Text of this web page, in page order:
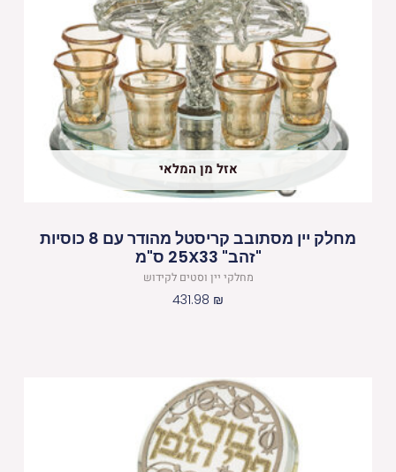
אזל מן המלאי
מחלק יין מסתובב קריסטל מהודר עם 8 כוסיות
"זהב" 25X33 ס"מ
מחלקי יין וסטים לקידוש
431.98 ₪